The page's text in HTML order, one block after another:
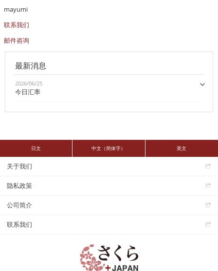
mayumi
联系我们
邮件咨询
最新消息
2026/06/25
今日汇率
日文 中文（简体字） 英文
关于我们
隐私政策
公司简介
联系我们